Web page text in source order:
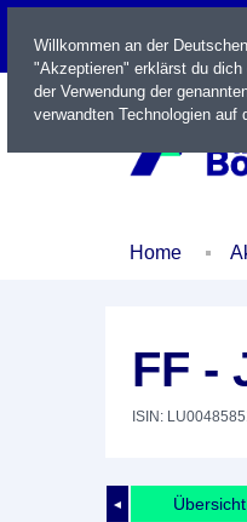
Home
FF -
ISIN:
◄ Übersicht
Willkommen an der
"Akzeptieren" erklärst du
der Verwendung der
verwandten Technologien